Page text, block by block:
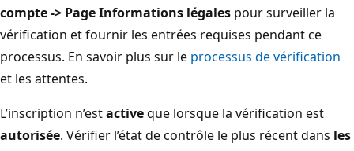
compte -> Page Informations légales pour surveiller la
vérification et fournir les entrées requises pendant ce
processus. En savoir plus sur le processus de vérification
et les attentes.
L’inscription n’estactiveque lorsque la vérification est
autorisée. Vérifier l’état de contrôle le plus récent dans les